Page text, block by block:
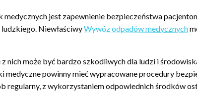
jest zapewnienie bezpieczeństwa
NiewłaściwyWywóz odpadów medycznych
nich może być bardzo szkodliwych dla ludzi i
powinny mieć wypracowane procedury
regularny, z wykorzystaniem odpowiednich środków